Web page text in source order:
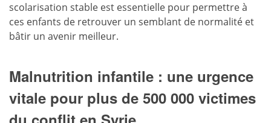
scolarisation stable est essentielle pour permettre à
ces enfants de retrouver un semblant de normalité et
bâtir un avenir meilleur.
Malnutrition infantile : une urgence
vitale pour plus de 500 000 victimes